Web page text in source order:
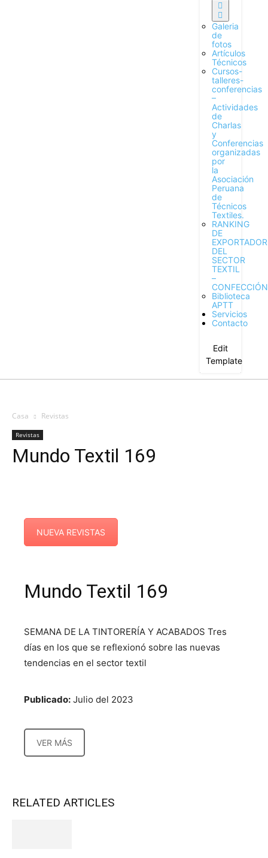
Galeria
de
fotos
Artículos
Técnicos
Cursos-
talleres-
conferencias
–
Actividades
de
Charlas
y
Conferencias
organizadas
por
la
Asociación
Peruana
de
Técnicos
Textiles.
RANKING
DE
DEL
SECTOR
TEXTIL
–
CONFECCIÓN
Biblioteca
APTT
Servicios
Contacto
Edit
Template
Casa Revistas
Revistas
Mundo Textil 169
NUEVA REVISTAS
Mundo Textil 169
SEMANA DE LA TINTORERÍA Y ACABADOS Tres
días en los que se reflexionó sobre las nuevas
tendencias en el sector textil
Publicado: Julio del 2023
VER MÁS
RELATED ARTICLES